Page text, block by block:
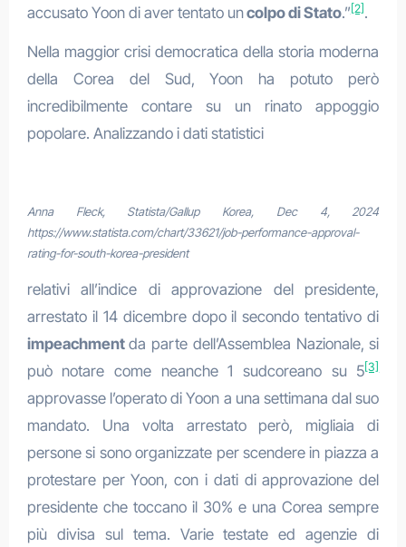
accusato Yoon di aver tentato uncolpo di Stato.”[2].
Nella maggior crisi democratica della storia moderna
della Corea del Sud, Yoon ha potuto però
incredibilmente contare su un rinato appoggio
popolare. Analizzando i dati statistici
Anna Fleck, Statista/Gallup Korea, Dec 4, 2024
https://www.statista.com/chart/33621/job-performance-approval-
rating-for-south-korea-president
relativi all’indice di approvazione del presidente,
arrestato il 14 dicembre dopo il secondo tentativo di
impeachmentda parte dell’Assemblea Nazionale, si
può notare come neanche 1 sudcoreano su 5[3]
approvasse l’operato di Yoon a una settimana dal suo
mandato. Una volta arrestato però, migliaia di
persone si sono organizzate per scendere in piazza a
protestare per Yoon, con i dati di approvazione del
presidente che toccano il 30% e una Corea sempre
più divisa sul tema. Varie testate ed agenzie di